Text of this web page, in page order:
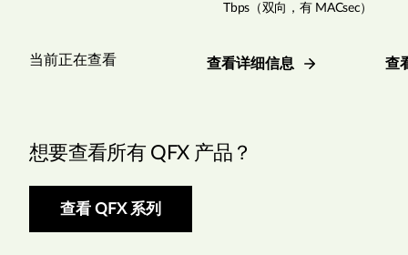
当前正在查看
Tbps（双向，有 MACsec）
查看详细信息 查
想要查看所有 QFX 产品？
查看 QFX 系列